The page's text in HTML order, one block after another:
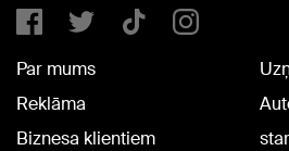
Par mums
Reklāma
Biznesa klientiem